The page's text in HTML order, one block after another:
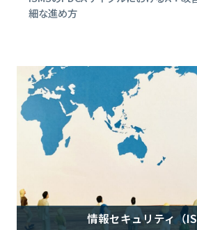
細な進め方
情報セキュリティ（